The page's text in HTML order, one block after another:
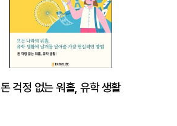
돈 걱정 없는 워홀, 유학 생활